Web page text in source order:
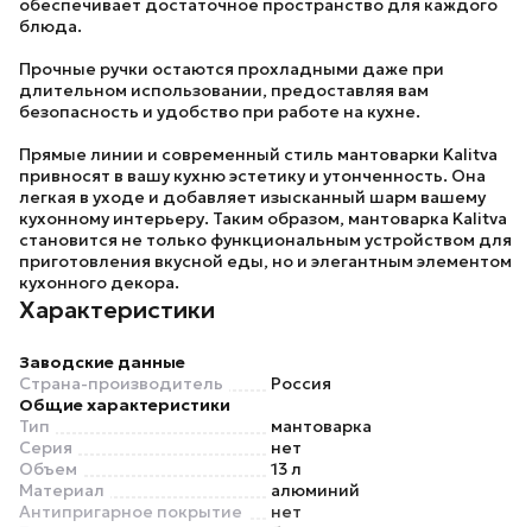
обеспечивает достаточное пространство для каждого
блюда.
Прочные ручки остаются прохладными даже при
длительном использовании, предоставляя вам
безопасность и удобство при работе на кухне.
Прямые линии и современный стиль мантоварки Kalitva
привносят в вашу кухню эстетику и утонченность. Она
легкая в уходе и добавляет изысканный шарм вашему
кухонному интерьеру. Таким образом, мантоварка Kalitva
становится не только функциональным устройством для
приготовления вкусной еды, но и элегантным элементом
кухонного декора.
Характеристики
Заводские данные
Страна-производитель
Россия
Общие характеристики
Тип
мантоварка
Серия
нет
Объем
13 л
Материал
алюминий
Антипригарное покрытие
нет